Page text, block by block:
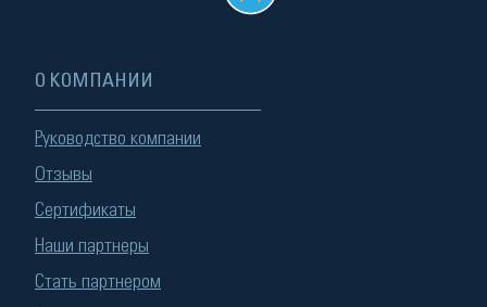
О КОМПАНИИ
Руководство компании
Отзывы
Сертификаты
Наши партнеры
Стать партнером